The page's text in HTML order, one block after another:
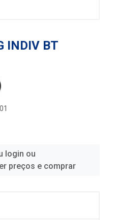
INDIV BT
login ou
preços e comprar